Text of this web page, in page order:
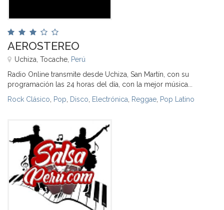
AEROSTEREO
Uchiza, Tocache, Perú
Radio Online transmite desde Uchiza, San Martín, con su
programación las 24 horas del día, con la mejor música...
Rock Clásico Pop Disco Electrónica Reggae Pop Latino